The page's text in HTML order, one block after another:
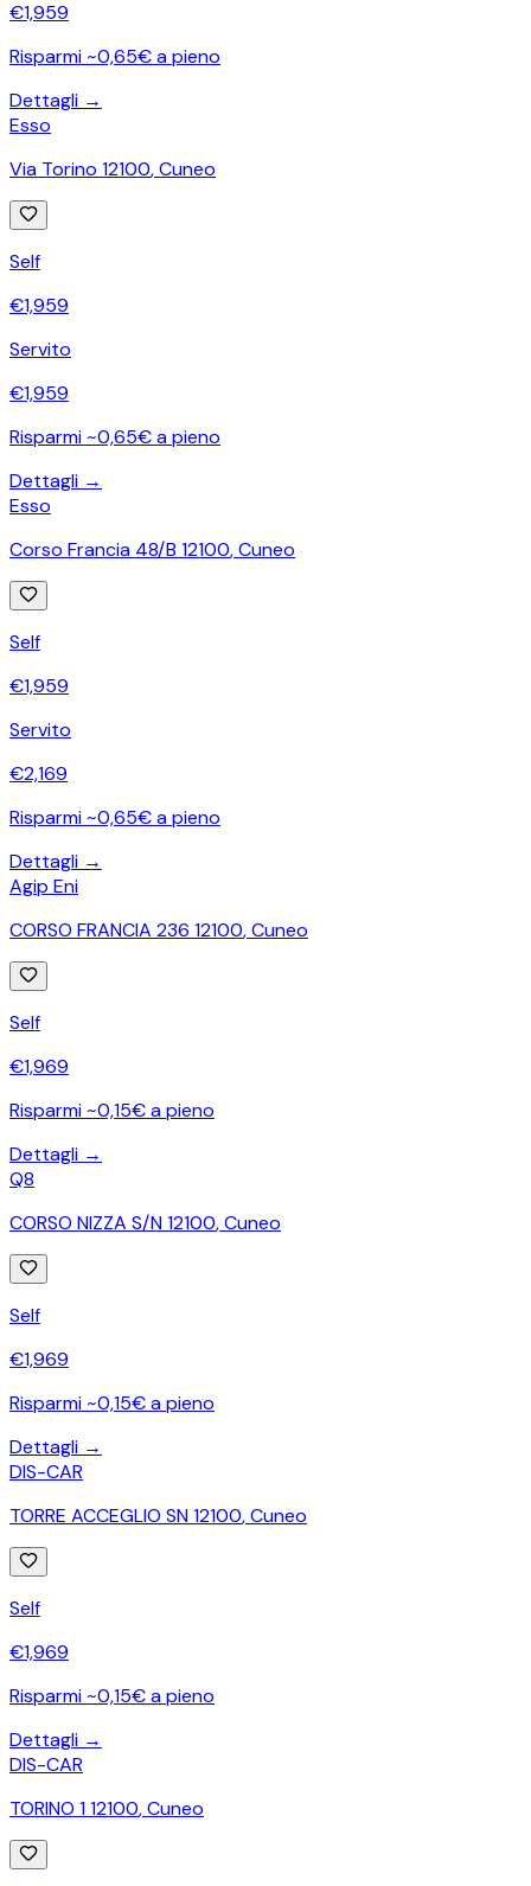
€1,959
Risparmi ~0,65€ a pieno
Dettagli →
Esso
Via Torino 12100,Cuneo
Self
€1,959
Servito
€1,959
Risparmi ~0,65€ a pieno
Dettagli →
Esso
Corso Francia 48/B 12100,Cuneo
Self
€1,959
Servito
€2,169
Risparmi ~0,65€ a pieno
Dettagli →
Agip Eni
CORSO FRANCIA 236 12100,Cuneo
Self
€1,969
Risparmi ~0,15€ a pieno
Dettagli →
Q8
CORSO NIZZA S/N 12100,Cuneo
Self
€1,969
Risparmi ~0,15€ a pieno
Dettagli →
DIS-CAR
TORRE ACCEGLIO SN 12100,Cuneo
Self
€1,969
Risparmi ~0,15€ a pieno
Dettagli →
DIS-CAR
TORINO 1 12100,Cuneo